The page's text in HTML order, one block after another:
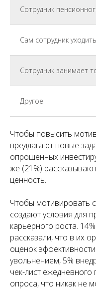
Сотрудник
Сам сотрудник
Сотрудник занимает
Другое
Чтобы повысить
предлагают новые
опрошенных
же (21%)
ценность.
Чтобы мотивировать
создают условия для
карьерного роста.
рассказали, что в их
оценок
увольнением, 5%
чек-лист ежедневного
опроса, что никак не